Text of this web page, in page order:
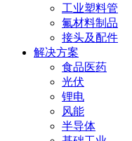
工业塑料管
氟材料制品
接头及配件
解决方案
食品医药
光伏
锂电
风能
半导体